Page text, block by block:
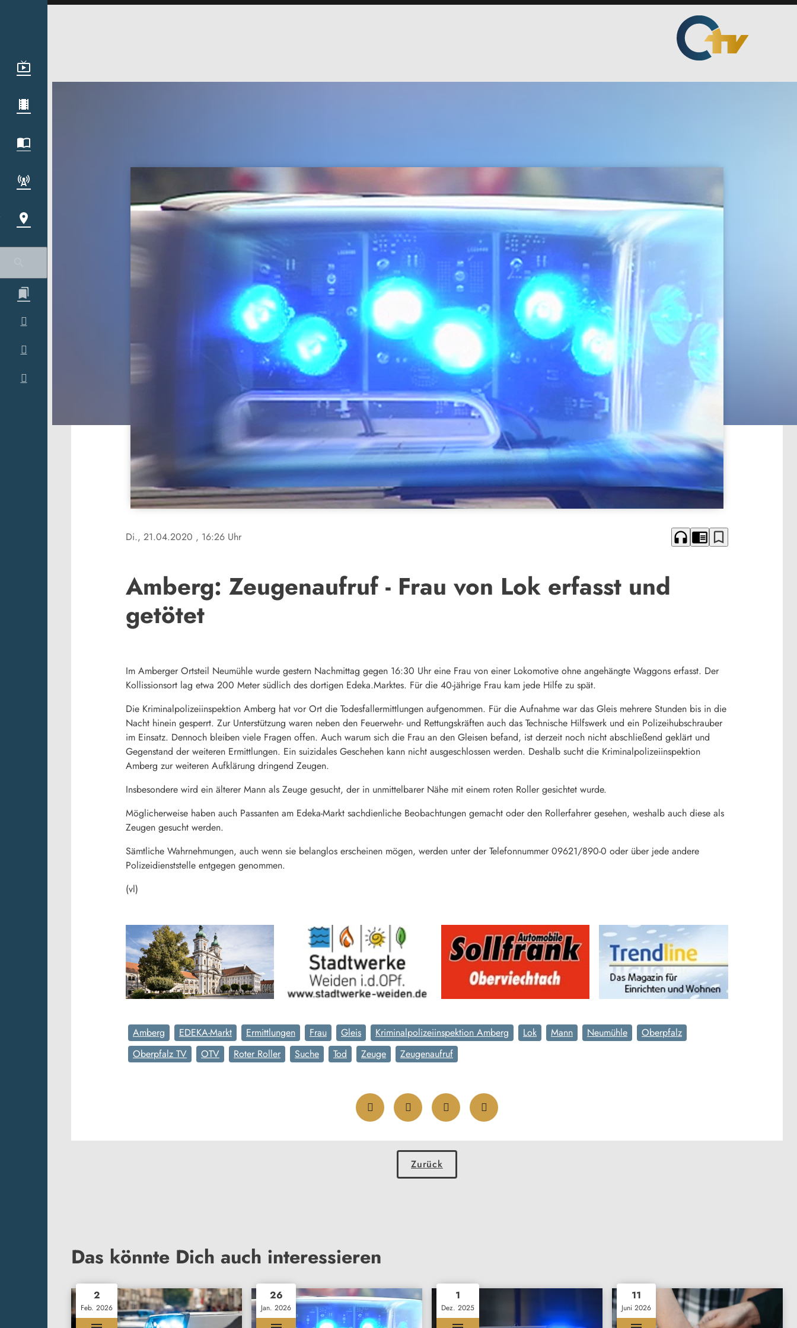
Di., 21.04.2020 , 16:26 Uhr headphones chrome_reader_mode bookmark_border
Amberg: Zeugenaufruf - Frau von Lok erfasst und
getötet
Im Amberger Ortsteil Neumühle wurde gestern Nachmittag gegen 16:30 Uhr eine Frau von einer Lokomotive ohne angehängte Waggons erfasst. Der
Kollissionsort lag etwa 200 Meter südlich des dortigen Edeka.Marktes. Für die 40-jährige Frau kam jede Hilfe zu spät.
Die Kriminalpolizeiinspektion Amberg hat vor Ort die Todesfallermittlungen aufgenommen. Für die Aufnahme war das Gleis mehrere Stunden bis in die
Nacht hinein gesperrt. Zur Unterstützung waren neben den Feuerwehr- und Rettungskräften auch das Technische Hilfswerk und ein Polizeihubschrauber
im Einsatz. Dennoch bleiben viele Fragen offen. Auch warum sich die Frau an den Gleisen befand, ist derzeit noch nicht abschließend geklärt und
Gegenstand der weiteren Ermittlungen. Ein suizidales Geschehen kann nicht ausgeschlossen werden. Deshalb sucht die Kriminalpolizeiinspektion
Amberg zur weiteren Aufklärung dringend Zeugen.
Insbesondere wird ein älterer Mann als Zeuge gesucht, der in unmittelbarer Nähe mit einem roten Roller gesichtet wurde.
Möglicherweise haben auch Passanten am Edeka-Markt sachdienliche Beobachtungen gemacht oder den Rollerfahrer gesehen, weshalb auch diese als
Zeugen gesucht werden.
Sämtliche Wahrnehmungen, auch wenn sie belanglos erscheinen mögen, werden unter der Telefonnummer 09621/890-0 oder über jede andere
Polizeidienststelle entgegen genommen.
(vl)
Amberg EDEKA-Markt Ermittlungen Frau Gleis Kriminalpolizeiinspektion Amberg Lok Mann Neumühle
Oberpfalz
Oberpfalz TV
OTV Roter Roller Suche Tod Zeuge Zeugenaufruf
Zurück
Das könnte Dich auch interessieren
2
Feb. 2026
26
Jan. 2026
1
Dez. 2025
11
Juni 2026